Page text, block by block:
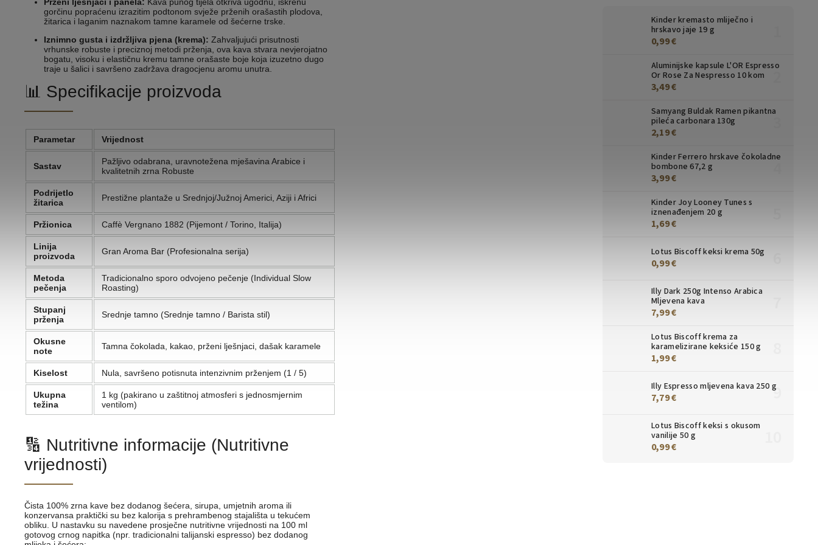
Kinder kremasto mliječno i
hrskavo jaje 19 g
0,99 €
Aluminijske kapsule L'OR Espresso
Or Rose Za Nespresso 10 kom
3,49 €
Samyang Buldak Ramen pikantna
pileća carbonara 130g
2,19 €
Kinder Ferrero hrskave čokoladne
bombone 67,2 g
3,99 €
Kinder Joy Looney Tunes s
iznenađenjem 20 g
1,69 €
Lotus Biscoff keksi krema 50g
0,99 €
Illy Dark 250g Intenso Arabica
Mljevena kava
7,99 €
Lotus Biscoff krema za
karamelizirane keksiće 150 g
1,99 €
Illy Espresso mljevena kava 250 g
7,79 €
Lotus Biscoff keksi s okusom
vanilije 50 g
0,99 €
Prženi lješnjaci i panela: Kava punog tijela otkriva ugodnu, iskrenu
gorčinu popraćenu izrazitim podtonom svježe prženih orašastih plodova,
žitarica i laganim naznakom tamne karamele od šećerne trske.
Iznimno gusta i izdržljiva pjena (krema): Zahvaljujući prisutnosti
vrhunske robuste i preciznoj metodi prženja, ova kava stvara nevjerojatno
bogatu, visoku i elastičnu kremu tamne orašaste boje koja izuzetno dugo
traje u šalici i savršeno zadržava dragocjenu aromu unutra.
📊 Specifikacije proizvoda
Parametar Vrijednost
Sastav
Pažljivo odabrana, uravnotežena mješavina Arabice i
kvalitetnih zrna Robuste
Podrijetlo
žitarica
Prestižne plantaže u Srednjoj/Južnoj Americi, Aziji i Africi
Pržionica Caffè Vergnano 1882 (Pijemont / Torino, Italija)
Linija
proizvoda
Gran Aroma Bar (Profesionalna serija)
Metoda
pečenja
Tradicionalno sporo odvojeno pečenje (Individual Slow
Roasting)
Stupanj
prženja
Srednje tamno (Srednje tamno / Barista stil)
Okusne
note
Tamna čokolada, kakao, prženi lješnjaci, dašak karamele
Kiselost Nula, savršeno potisnuta intenzivnim prženjem (1 / 5)
Ukupna
težina
1 kg (pakirano u zaštitnoj atmosferi s jednosmjernim
ventilom)
🔢 Nutritivne informacije (Nutritivne
vrijednosti)
Čista 100% zrna kave bez dodanog šećera, sirupa, umjetnih aroma ili
konzervansa praktički su bez kalorija s prehrambenog stajališta u tekućem
obliku. U nastavku su navedene prosječne nutritivne vrijednosti na 100 ml
gotovog crnog napitka (npr. tradicionalni talijanski espresso) bez dodanog